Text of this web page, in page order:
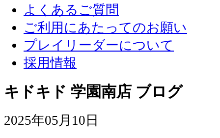
よくあるご質問
ご利用にあたってのお願い
プレイリーダーについて
採用情報
キドキド 学園南店 ブログ
2025年05月10日